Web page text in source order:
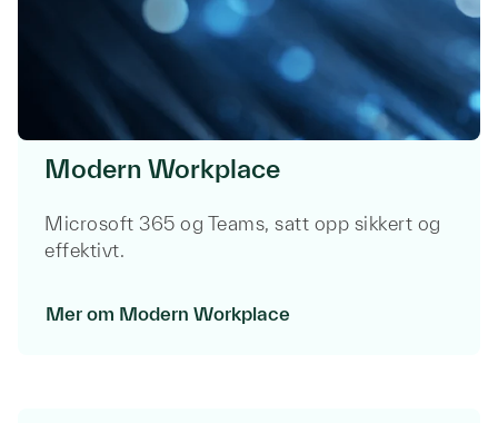
Modern Workplace
Microsoft 365 og Teams, satt opp sikkert og
effektivt.
Mer om Modern Workplace